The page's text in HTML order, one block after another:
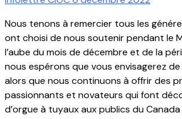
Nous tenons à remercier tous les
ont choisi de nous soutenir pendant le
l’aube du mois de décembre et de la
nous espérons que vous envisagerez
alors que nous continuons à offrir des
passionnants et novateurs qui font
d’orgue à tuyaux aux publics du